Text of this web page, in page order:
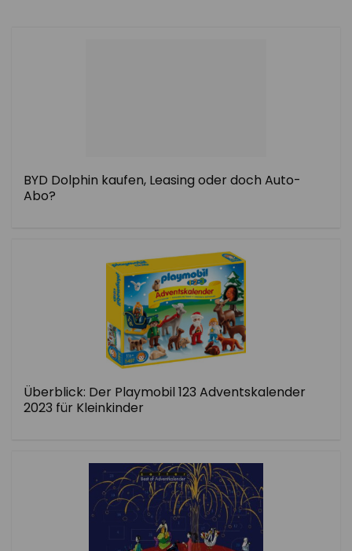
BYD Dolphin kaufen, Leasing oder doch Auto-
Abo?
Überblick: Der Playmobil 123 Adventskalender
2023 für Kleinkinder